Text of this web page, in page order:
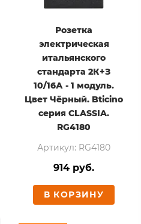
Розетка
электрическая
итальянского
стандарта 2К+З
10/16А - 1 модуль.
Цвет Чёрный. Bticino
серия CLASSIA.
RG4180
Артикул: RG4180
914 руб.
В КОРЗИНУ